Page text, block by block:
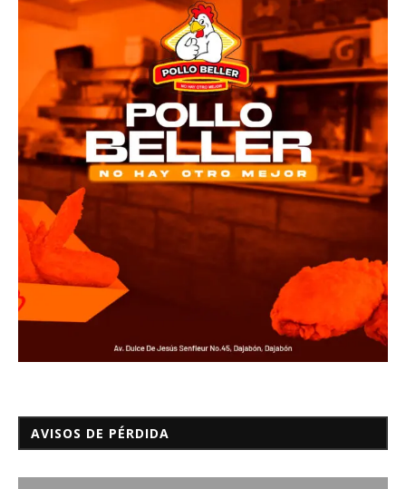
AVISOS DE PÉRDIDA